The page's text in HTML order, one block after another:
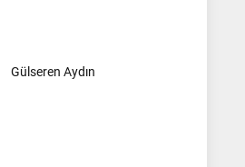
Gülseren Aydın